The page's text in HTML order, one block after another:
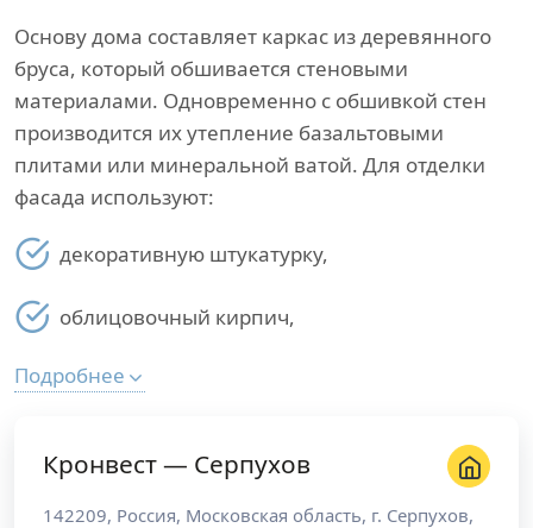
Основу дома составляет каркас из деревянного
бруса, который обшивается стеновыми
материалами. Одновременно с обшивкой стен
производится их утепление базальтовыми
плитами или минеральной ватой. Для отделки
фасада используют:
декоративную штукатурку,
облицовочный кирпич,
Подробнее
Кронвест — Серпухов
142209, Россия, Московская область, г. Серпухов,